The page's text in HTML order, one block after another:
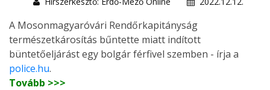
A Mosonmagyaróvári Rendőrkapitányság
természetkárosítás bűntette miatt indított
büntetőeljárást egy bolgár férfivel szemben - írja a
police.hu.
Tovább >>>